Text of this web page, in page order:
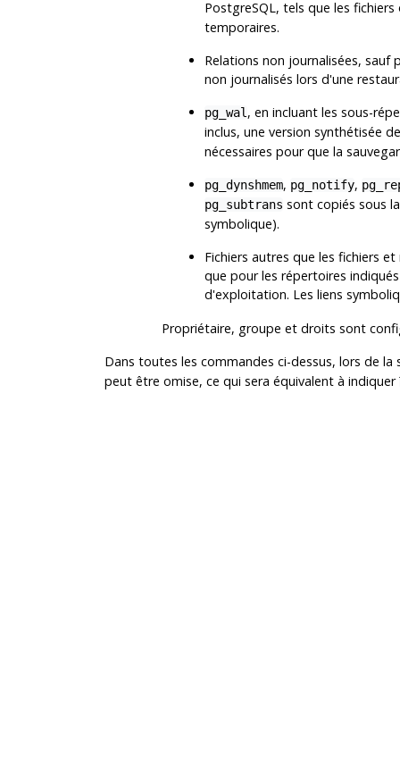
PostgreSQL, tels que les
temporaires.
Relations non journalisées,
non journalisés lors d'une
pg_wal , en incluant les sous-
inclus, une version synthétisée
nécessaires pour que la
pg_dynshmem, pg_notify,
pg_subtrans sont copiés sous
symbolique).
Fichiers autres que les fichiers
que pour les répertoires
d'exploitation. Les liens
Propriétaire, groupe et droits sont
Dans toutes les commandes ci-dessus, lors de
peut être omise, ce qui sera équivalent à indiquer